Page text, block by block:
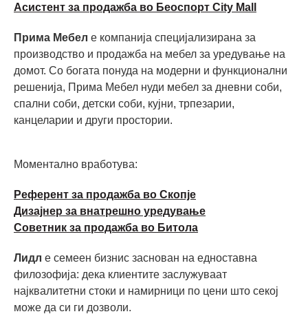
Асистент за продажба во Беоспорт City Mall
Прима Мебел е компанија специјализирана за
производство и продажба на мебел за уредување на
домот. Со богата понуда на модерни и функционални
решенија, Прима Мебел нуди мебел за дневни соби,
спални соби, детски соби, кујни, трпезарии,
канцеларии и други простории.
Моментално вработува:
Референт за продажба во Скопје
Дизајнер за внатрешно уредување
Советник за продажба во Битола
Лидл е семеен бизнис заснован на едноставна
филозофија: дека клиентите заслужуваат
најквалитетни стоки и намирници по цени што секој
може да си ги дозволи.